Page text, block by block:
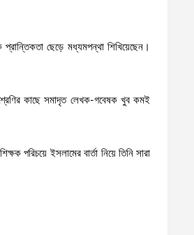
ছেড়ে মধ্যমপন্থা শিখিয়েছেন।
কাছে সমাদৃত লেখক-গবেষক খুব কমই
পরিচয়ে ইসলামের বার্তা নিয়ে তিনি সারা